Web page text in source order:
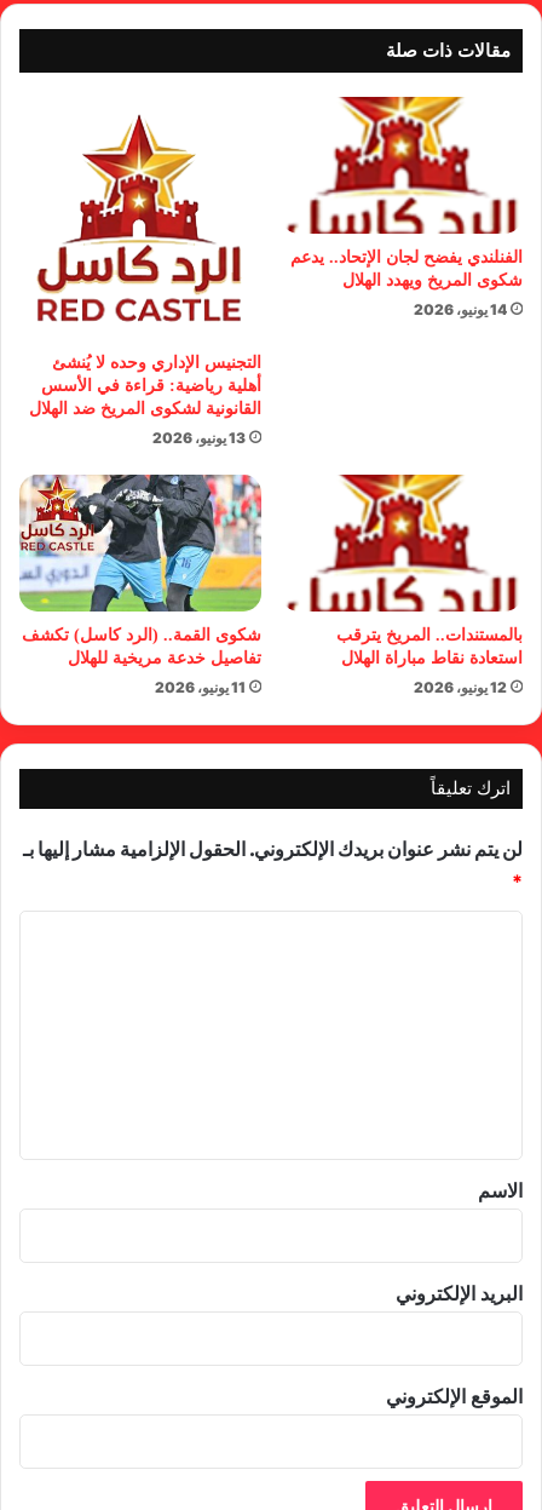
مقالات ذات صلة
الفنلندي يفضح لجان الإتحاد.. يدعم
شكوى المريخ ويهدد الهلال
14 يونيو، 2026
التجنيس الإداري وحده لا يُنشئ
أهلية رياضية: قراءة في الأسس
القانونية لشكوى المريخ ضد الهلال
13 يونيو، 2026
بالمستندات.. المريخ يترقب
استعادة نقاط مباراة الهلال
12 يونيو، 2026
شكوى القمة.. (الرد كاسل) تكشف
تفاصيل خدعة مريخية للهلال
11 يونيو، 2026
اترك تعليقاً
لن يتم نشر عنوان بريدك الإلكتروني. الحقول الإلزامية مشار إليها بـ
*
*
الاسم
البريد الإلكتروني
الموقع الإلكتروني